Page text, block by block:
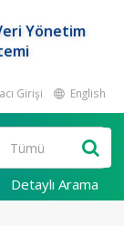
Yönetim
Girişi English
Detaylı Arama